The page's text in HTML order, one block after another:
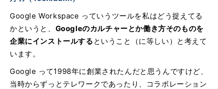
Google Workspace っていうツールを私はどう捉えてる
かというと、 Googleのカルチャーとか働き方そのものを
企業にインストールする ということ（に等しい）と考えて
います。
Google って1998年に創業されたんだと思うんですけど、
当時からずっとテレワークであったり、コラボレーション